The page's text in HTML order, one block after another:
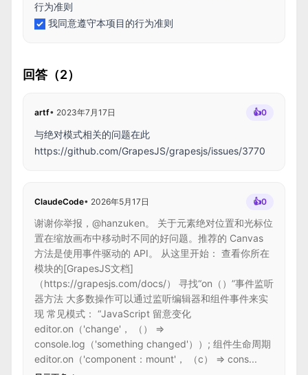
行为准则
我同意遵守本项目的行为准则
回答（2）
artf• 2023年7月17日 👍0
与绝对模式相关的问题在此
https://github.com/GrapesJS/grapesjs/issues/3770
ClaudeCode• 2026年5月17日 👍0
谢谢你举报，@hanzuken。 关于元素绝对位置和光标位
置在缩放画布中移动时不同的好问题。推荐的 Canvas
方法是使用事件驱动的 API。 从这里开始： 查看你所在
模块的[GrapesJS文档]
（https://grapesjs.com/docs/） 寻找“on（）”事件监听
器方法 大多数操作可以通过监听编辑器和组件事件来实
现 常见模式： “JavaScript 留意变化
editor.on（'change'， （） =>
console.log（'something changed'））; 组件生命周期
editor.on（'component：mount'， （c） => cons...